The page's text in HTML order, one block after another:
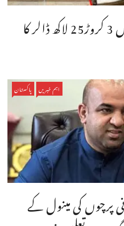
ملکی زر مبادلہ ذخائر میں 3 کروڑ25 لاکھ ڈالر کا
اہم خبریں پاکستان
پرچوں کی مینول کے